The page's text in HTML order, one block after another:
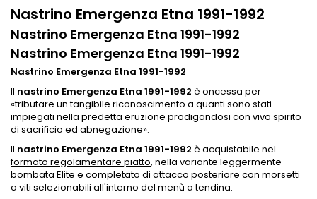
Nastrino Emergenza Etna 1991-1992
Nastrino Emergenza Etna 1991-1992
Nastrino Emergenza Etna 1991-1992
Nastrino Emergenza Etna 1991-1992
Il nastrino Emergenza Etna 1991-1992 è oncessa per
«tributare un tangibile riconoscimento a quanti sono stati
impiegati nella predetta eruzione prodigandosi con vivo spirito
di sacrificio ed abnegazione».
Il nastrino Emergenza Etna 1991-1992 è acquistabile nel
formato regolamentare piatto, nella variante leggermente
bombata Elite e completato di attacco posteriore con morsetti
o viti selezionabili all'interno del menù a tendina.